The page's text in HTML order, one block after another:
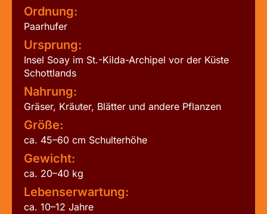
Ordnung:
Paarhufer
Ursprung:
Insel Soay im St.-Kilda-Archipel vor der Küste
Schottlands
Nahrung:
Gräser, Kräuter, Blätter und andere Pflanzen
Größe:
ca. 45–60 cm Schulterhöhe
Gewicht:
ca. 20–40 kg
Lebenserwartung:
ca. 10–12 Jahre